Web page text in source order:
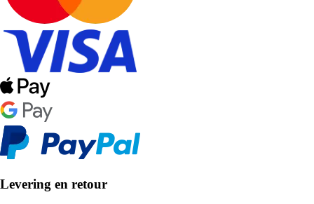
Levering en retour